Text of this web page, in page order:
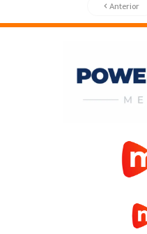
Anterior